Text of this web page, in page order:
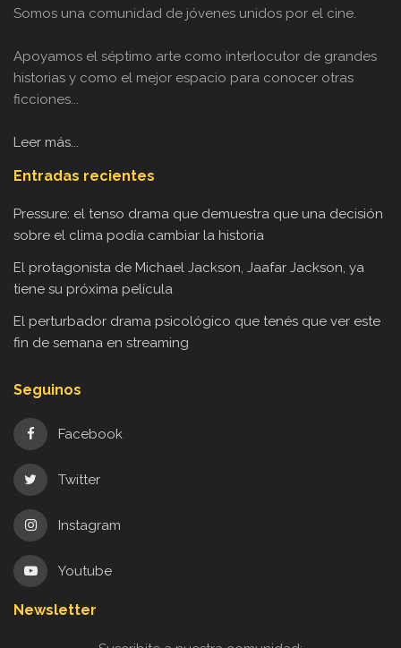
Somos una comunidad de jóvenes unidos por el cine.
Apoyamos el séptimo arte como interlocutor de grandes
historias y como el mejor espacio para conocer otras
ficciones...
Leer más...
Entradas recientes
Pressure: el tenso drama que demuestra que una decisión
sobre el clima podía cambiar la historia
El protagonista de Michael Jackson, Jaafar Jackson, ya
tiene su próxima película
El perturbador drama psicológico que tenés que ver este
fin de semana en streaming
Seguinos
Facebook
Twitter
Instagram
Youtube
Newsletter